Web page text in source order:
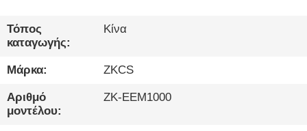
ΒΊΝΤΕΟ
ΓΙΑ
ΕΜΆΣ
Τόπος
καταγωγής:
Κίνα
Μάρκα: ZKCS
Αριθμό
μοντέλου:
ZK-EEM1000